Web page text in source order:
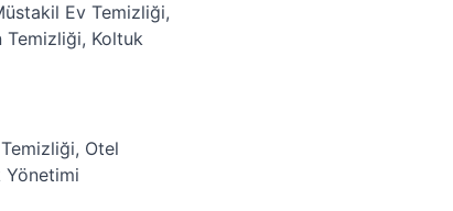
Ev Temizliği,
Temizliği, Koltuk
, Otel
Yönetimi